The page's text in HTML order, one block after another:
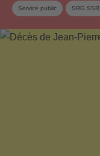
Service public SRG SSR